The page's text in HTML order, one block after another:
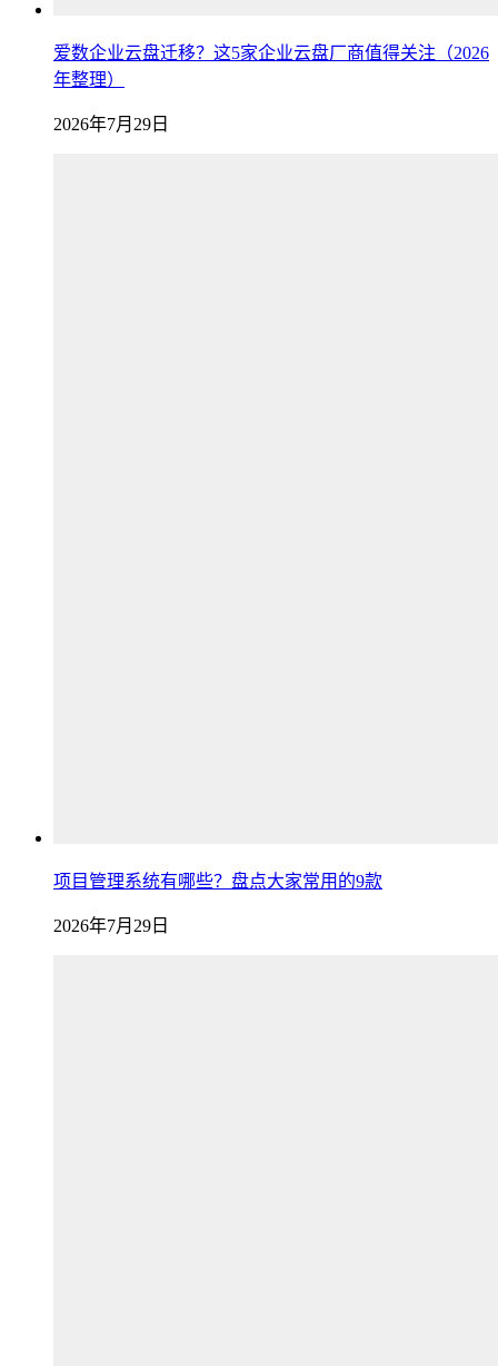
爱数企业云盘迁移？这5家企业云盘厂商值得关注（2026
年整理）
2026年7月29日
项目管理系统有哪些？盘点大家常用的9款
2026年7月29日